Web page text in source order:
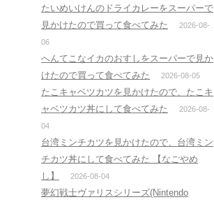
たいめいけんのドライカレーをスーパーで
見かけたので買って食べてみた
2026-08-
06
へんてこなイカのおすしをスーパーで見か
けたので買って食べてみた
2026-08-05
たこキャベツカツを見かけたので、たこキ
ャベツカツ丼にして食べてみた
2026-08-
04
台湾ミンチカツを見かけたので、台湾ミン
チカツ丼にして食べてみた 【なごやめ
し】
2026-08-04
夢幻戦士ヴァリスシリーズ(Nintendo